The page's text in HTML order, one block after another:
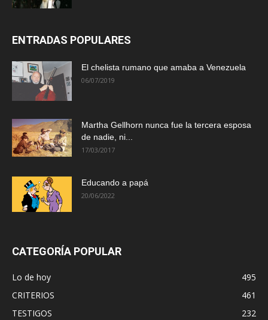
ENTRADAS POPULARES
El chelista rumano que amaba a Venezuela
06/07/2019
Martha Gellhorn nunca fue la tercera esposa
de nadie, ni...
17/03/2017
Educando a papá
20/06/2022
CATEGORÍA POPULAR
Lo de hoy
495
CRITERIOS
461
TESTIGOS
232